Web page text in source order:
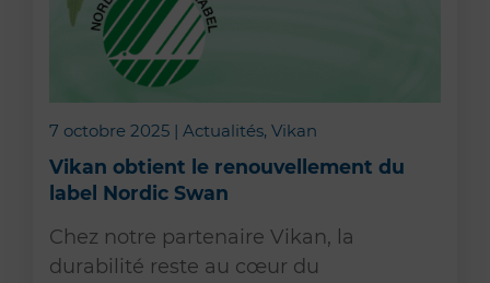
7 octobre 2025 | Actualités, Vikan
Vikan obtient le renouvellement du
label Nordic Swan
Chez notre partenaire Vikan, la
durabilité reste au cœur du